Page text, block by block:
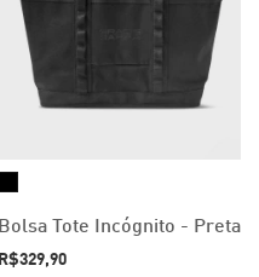
Bolsa Tote Incógnito - Preta
R$329,90